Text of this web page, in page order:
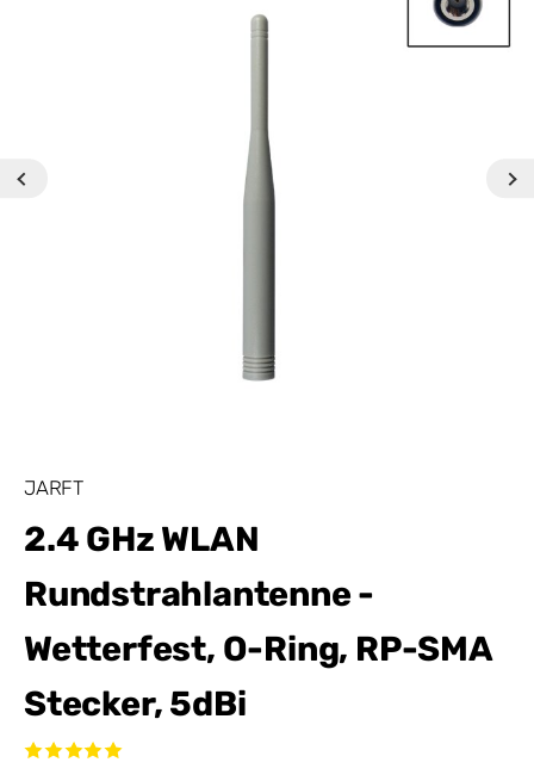
JARFT
2.4 GHz WLAN
Rundstrahlantenne -
Wetterfest, O-Ring, RP-SMA
Stecker, 5dBi